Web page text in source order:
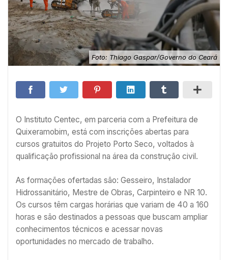
Foto: Thiago Gaspar/Governo do Ceará
O Instituto Centec, em parceria com a Prefeitura de
Quixeramobim, está com inscrições abertas para
cursos gratuitos do Projeto Porto Seco, voltados à
qualificação profissional na área da construção civil.
As formações ofertadas são: Gesseiro, Instalador
Hidrossanitário, Mestre de Obras, Carpinteiro e NR 10.
Os cursos têm cargas horárias que variam de 40 a 160
horas e são destinados a pessoas que buscam ampliar
conhecimentos técnicos e acessar novas
oportunidades no mercado de trabalho.